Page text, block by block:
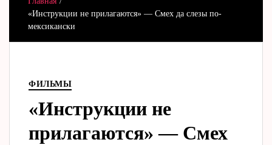
«Инструкции не прилагаются» — Смех да слезы по-
мексикански
ФИЛЬМЫ
«Инструкции не
прилагаются» — Смех